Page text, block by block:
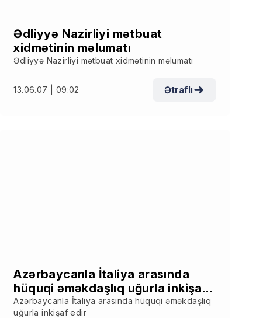
Ədliyyə Nazirliyi mətbuat
xidmətinin məlumatı
Ədliyyə Nazirliyi mətbuat xidmətinin məlumatı
13.06.07 | 09:02 Ətraflı
Azərbaycanla İtaliya arasında
hüquqi əməkdaşlıq uğurla inkişaf
edir
Azərbaycanla İtaliya arasında hüquqi əməkdaşlıq
uğurla inkişaf edir